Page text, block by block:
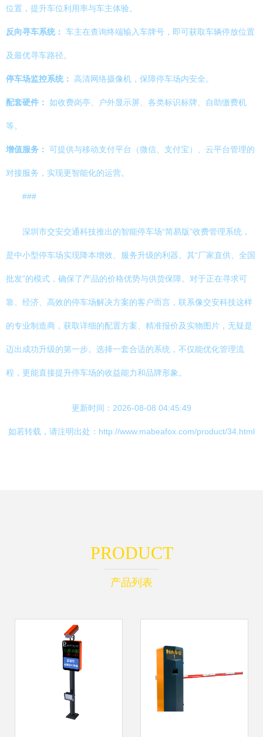
位置，提升车位利用率与车主体验。
反向寻车系统： 车主在查询终端输入车牌号，即可获取车辆停放位置
及最优寻车路径。
停车场监控系统： 高清网络摄像机，保障停车场内安全。
配套硬件： 如收费岗亭、户外显示屏、各类标识标牌、自助缴费机
等。
增值服务： 可提供与移动支付平台（微信、支付宝）、云平台管理的
对接服务，实现更智能化的运营。
###
深圳市交安交通科技推出的智能停车场“简易版”收费管理系统，
是中小型停车场实现降本增效、服务升级的利器。其“厂家直供、全国
批发”的模式，确保了产品的价格优势与供货保障。对于正在寻求可
靠、经济、高效的停车场解决方案的客户而言，联系像交安科技这样
的专业制造商，获取详细的配置方案、精准报价及实物图片，无疑是
迈出成功升级的第一步。选择一套合适的系统，不仅能优化管理流
程，更能直接提升停车场的收益能力和品牌形象。
更新时间：2026-08-08 04:45:49
如若转载，请注明出处：http://www.mabeafox.com/product/34.html
PRODUCT
产品列表